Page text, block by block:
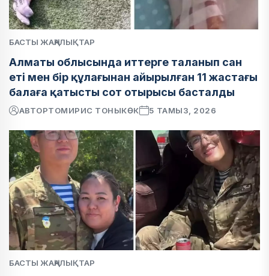
БАСТЫ ЖАҢАЛЫҚТАР
Алматы облысында иттерге таланып сан
еті мен бір құлағынан айырылған 11 жастағы
балаға қатысты сот отырысы басталды
АВТОРТОМИРИС ТОНЫКӨК 5 ТАМЫЗ, 2026
БАСТЫ ЖАҢАЛЫҚТАР